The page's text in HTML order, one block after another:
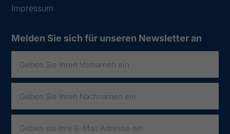
Impressum
Melden Sie sich für unseren Newsletter an